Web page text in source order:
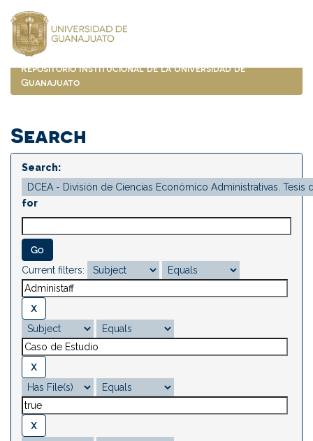
navigation
Repositorio Institucional de la Universidad de
Guanajuato
Search
Search:
for
Current filters: